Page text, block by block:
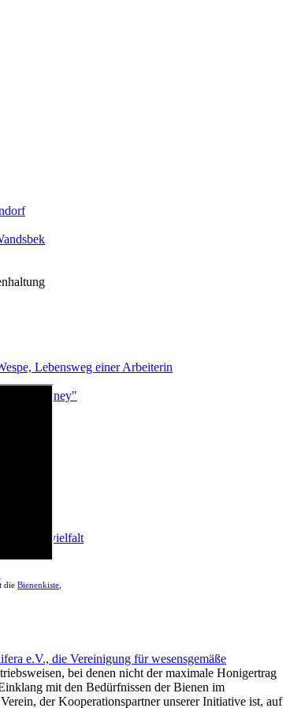
Lebensweg einer Arbeiterin
than Honey"
Artenvielfalt
die Bienenkiste
e.V., die Vereinigung für wesensgemäße
bei denen nicht der maximale Honigertrag
mit den Bedürfnissen der Bienen im
der Kooperationspartner unserer Initiative ist, auf